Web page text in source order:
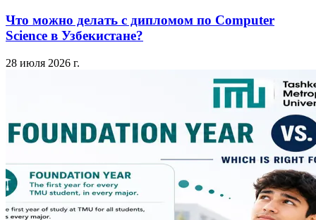
Что можно делать с дипломом по Computer
Science в Узбекистане?
28 июля 2026 г.